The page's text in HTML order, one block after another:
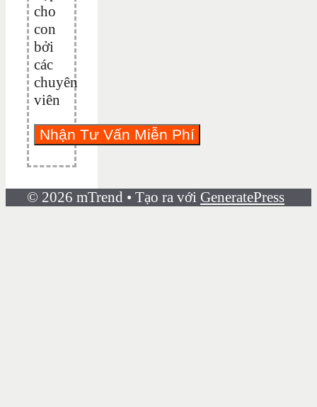
cho
con
bởi
các
chuyên
viên
© 2026 mTrend • Tạo ra với GeneratePress